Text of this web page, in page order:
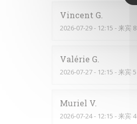
Vincent G
2026-07-29- 12:15 - 来宾 8
Valérie G
2026-07-27- 12:15 - 来宾 5
Muriel V
2026-07-24- 12:15 - 来宾 4